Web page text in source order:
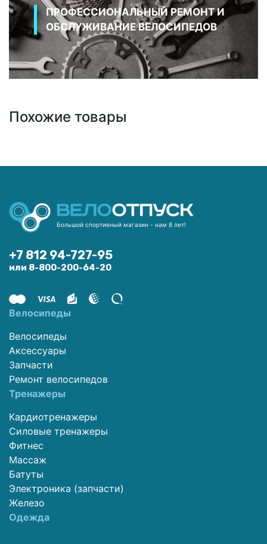
ПРОФЕССИОНАЛЬНЫЙ РЕМОНТ И
ОБСЛУЖИВАНИЕ ВЕЛОСИПЕДОВ
Похожие товары
Большой спортивный магазин - нам 8 лет!
+7 812 94-727-95
или 8-800-200-64-20
Велосипеды
Велосипеды
Аксессуары
Запчасти
Ремонт велосипедов
Тренажеры
Кардиотренажеры
Силовые тренажеры
Фитнес
Массаж
Батуты
Электроника (запчасти)
Железо
Одежда